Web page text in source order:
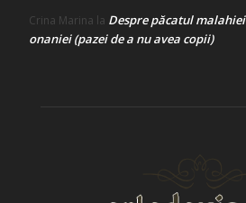
Crina Marina la Despre păcatul
onaniei (pazei de a nu avea copii)